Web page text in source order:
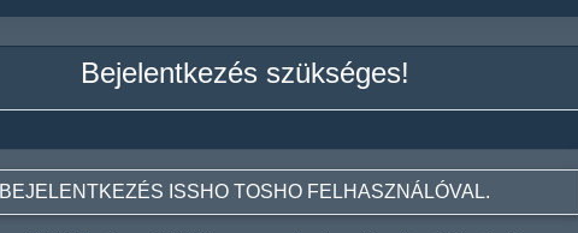
Bejelentkezés szükséges!
BEJELENTKEZÉS ISSHO TOSHO FELHASZNÁLÓVAL.